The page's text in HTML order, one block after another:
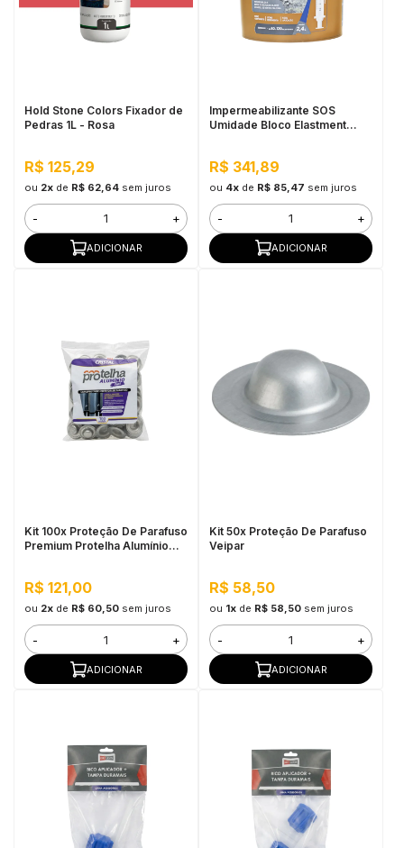
Hold Stone Colors Fixador de
Pedras 1L - Rosa
R$ 125,29
ou 2xde R$ 62,64 sem juros
- +
ADICIONAR
Impermeabilizante SOS
Umidade Bloco Elastment
Tijolos, Pronto Para Uso
R$ 341,89
ou 4xde R$ 85,47 sem juros
- +
ADICIONAR
Kit 100x Proteção De Parafuso
Premium Protelha Alumínio
R$ 121,00
ou 2xde R$ 60,50 sem juros
- +
ADICIONAR
Kit 50x Proteção De Parafuso
Veipar
R$ 58,50
ou 1xde R$ 58,50 sem juros
- +
ADICIONAR